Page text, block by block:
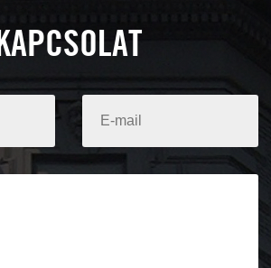
KAPCSOLAT